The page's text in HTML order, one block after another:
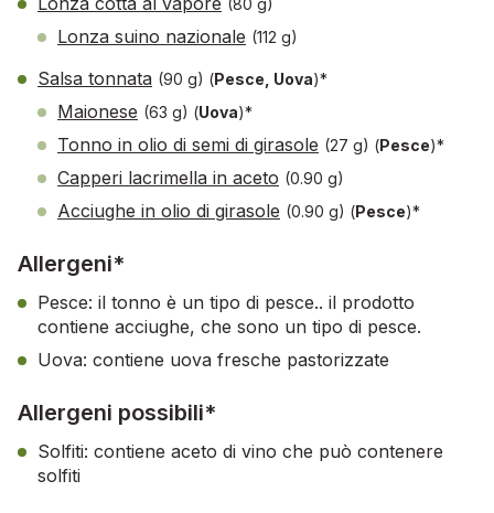
Lonza suino nazionale (112 g)
Salsa tonnata (90 g) (Pesce, Uova)*
Maionese (63 g) (Uova)*
Tonno in olio di semi di girasole (27 g) (Pesce)*
Capperi lacrimella in aceto (0.90 g)
Acciughe in olio di girasole (0.90 g) (Pesce)*
Allergeni*
Pesce: il tonno è un tipo di pesce.. il prodotto
contiene acciughe, che sono un tipo di pesce.
Uova: contiene uova fresche pastorizzate
Allergeni possibili*
Solfiti: contiene aceto di vino che può contenere
solfiti